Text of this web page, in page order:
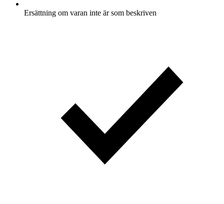
Ersättning om varan inte är som beskriven